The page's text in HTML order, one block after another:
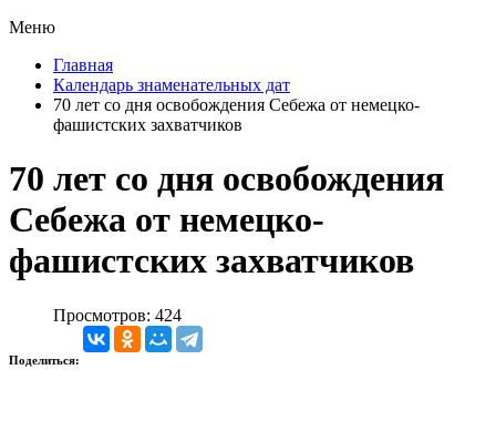
Меню
Главная
Календарь знаменательных дат
70 лет со дня освобождения Себежа от немецко-
фашистских захватчиков
70 лет со дня освобождения
Себежа от немецко-
фашистских захватчиков
Просмотров: 424
Поделиться: